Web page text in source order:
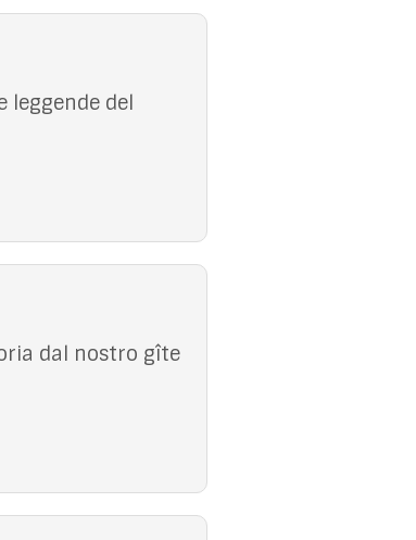
leggende del
dal nostro gîte